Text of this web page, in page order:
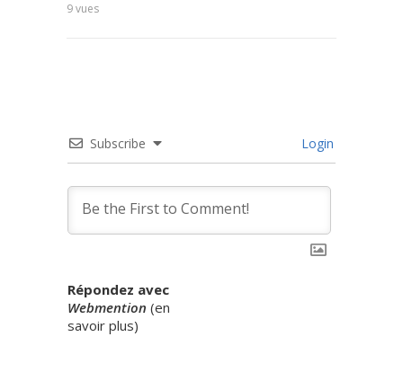
9vues
Subscribe Login
Répondez avec
Webmention (en
savoir plus)